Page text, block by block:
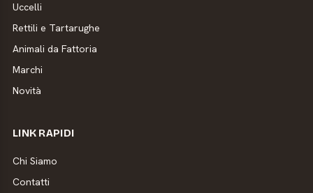
Uccelli
Rettili e Tartarughe
Animali da Fattoria
Marchi
Novità
LINK RAPIDI
Chi Siamo
Contatti